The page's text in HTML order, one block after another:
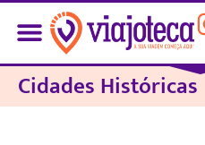
Cidades Históricas